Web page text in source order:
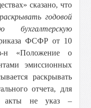
сказано, что
годовой
ФСФР от 10
н «Положение о
эмиссионных
раскрывать
отчета, для
акты не указ –